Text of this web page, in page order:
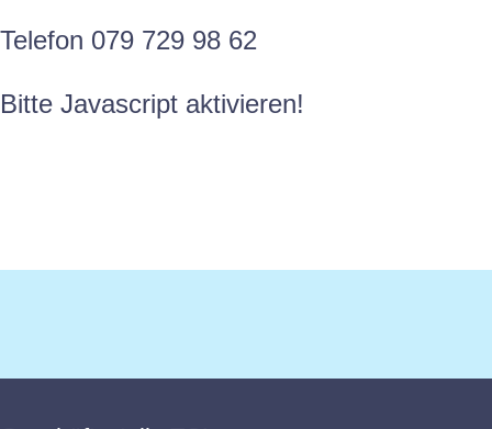
Telefon 079 729 98 62
Bitte Javascript aktivieren!